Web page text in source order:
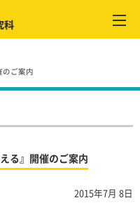
のご案内
る』開催のご案内
2015年7月 8日